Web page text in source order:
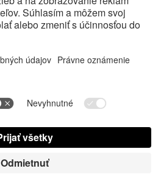
spoločnosti Google LLC.
Contact us today
FAQ